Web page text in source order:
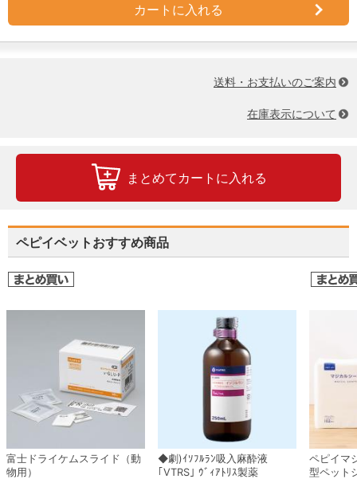
カートに入れる
送料・お支払いのご案内
在庫表示について
まとめてカートに入れる
ペピイベットおすすめ商品
富士ドライケムスライド（動
物用）
◆劇)ｲｿﾌﾙﾗﾝ吸入麻酔液
｢VTRS｣ ｳﾞｨｱﾄﾘｽ製薬
ペピイマ
型ペット